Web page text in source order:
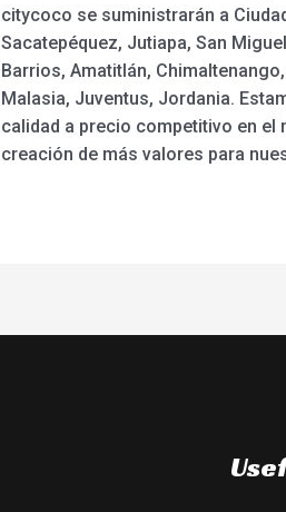
citycoco se suministrarán a
Sacatepéquez, Jutiapa, San
Barrios, Amatitlán,
Malasia, Juventus, Jordania.
calidad a precio competitivo en el
creación de más valores para